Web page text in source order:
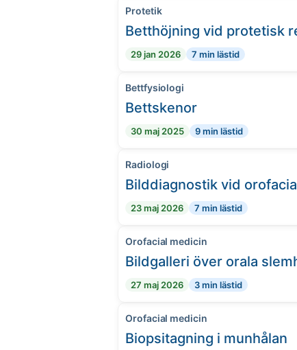
Protetik
Betthöjning vid protetisk
29 jan 2026 7 min lästid
Bettfysiologi
Bettskenor
30 maj 2025 9 min lästid
Radiologi
Bilddiagnostik vid
23 maj 2026 7 min lästid
Orofacial medicin
Bildgalleri över orala
27 maj 2026 3 min lästid
Orofacial medicin
Biopsitagning i munhålan